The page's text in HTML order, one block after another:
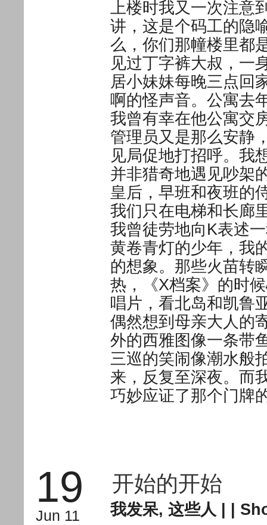
上楼时我又一次注意
讲，这是个码工的隐
么，你们那幢楼里都
见过丁字裤大叔，一
居小妹妹每晚三点回
啊的怪声音。公寓去
我曾有幸在他公寓交
管理员又是那么安静
见局促地打招呼。我
并非猎奇地遇见吵架
皇后，早班和夜班的
我们只在电梯和长廊
我曾徒劳地向K表述
黄卷青灯的少年，我
的想象。那些火苗转
热，《X档案》的时
唱片，看北岛和凯鲁
偶然想到母亲大人的
外的西雅图像一条带
三巡的笑闹像潮水般
来，反复至深夜。而
巧妙应证了那个门牌
19
Jun 11
开始的开始
我发呆, 这些人